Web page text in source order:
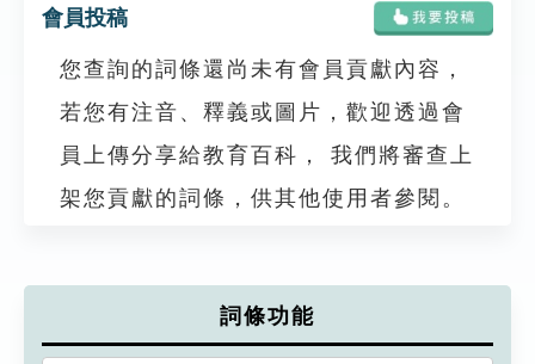
會員投稿
您查詢的詞條還尚未有會員貢獻內容，
若您有注音、釋義或圖片，歡迎透過會
員上傳分享給教育百科， 我們將審查上
架您貢獻的詞條，供其他使用者參閱。
詞條功能